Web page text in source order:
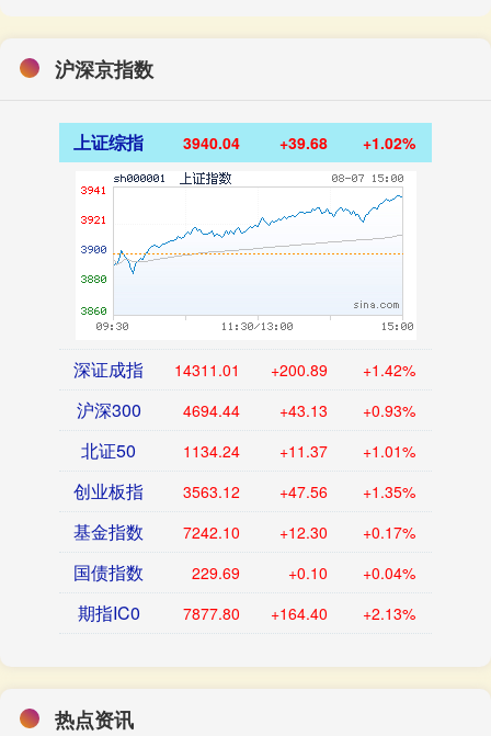
沪深京指数
上证综指 3940.04 +39.68 +1.02%
深证成指 14311.01 +200.89 +1.42%
沪深300 4694.44 +43.13 +0.93%
北证50 1134.24 +11.37 +1.01%
创业板指 3563.12 +47.56 +1.35%
基金指数 7242.10 +12.30 +0.17%
国债指数 229.69 +0.10 +0.04%
期指IC0 7877.80 +164.40 +2.13%
热点资讯